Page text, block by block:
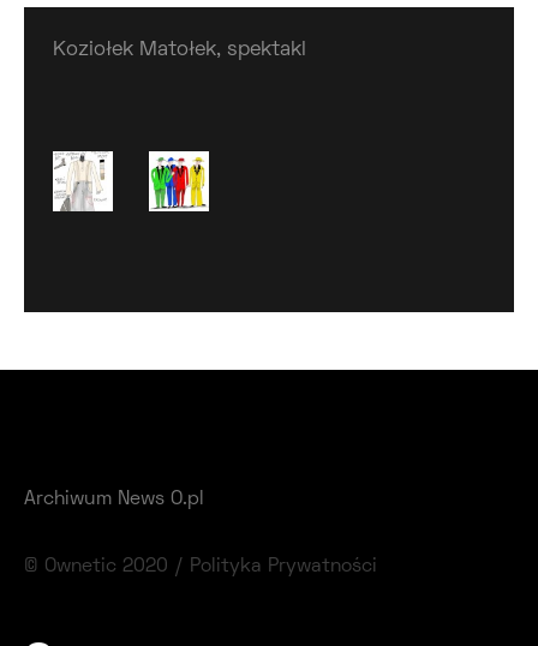
Koziołek Matołek, spektakl
Archiwum News O.pl
© Ownetic 2020 / Polityka Prywatności